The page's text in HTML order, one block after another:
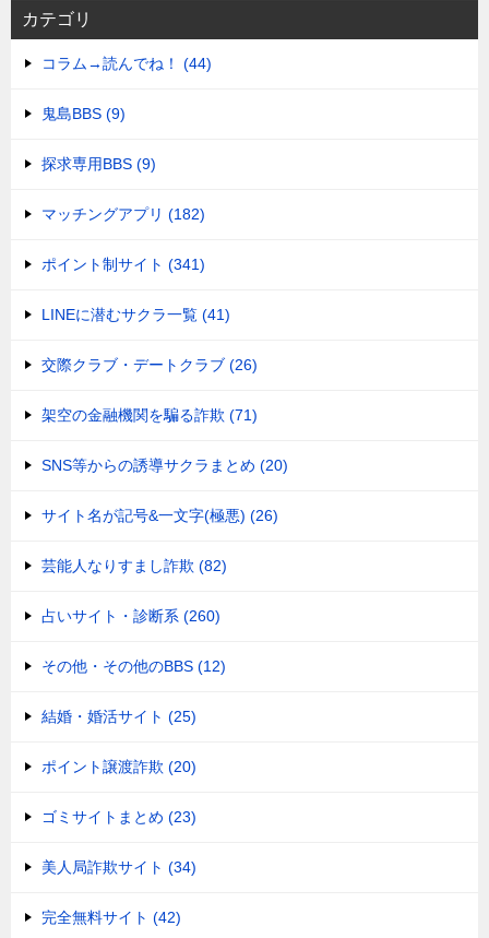
カテゴリ
コラム→読んでね！ (44)
鬼島BBS (9)
探求専用BBS (9)
マッチングアプリ (182)
ポイント制サイト (341)
LINEに潜むサクラ一覧 (41)
交際クラブ・デートクラブ (26)
架空の金融機関を騙る詐欺 (71)
SNS等からの誘導サクラまとめ (20)
サイト名が記号&一文字(極悪) (26)
芸能人なりすまし詐欺 (82)
占いサイト・診断系 (260)
その他・その他のBBS (12)
結婚・婚活サイト (25)
ポイント譲渡詐欺 (20)
ゴミサイトまとめ (23)
美人局詐欺サイト (34)
完全無料サイト (42)